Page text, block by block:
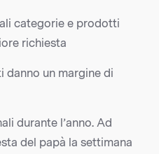
categorie e prodotti
richiesta
danno un margine di
durante l’anno. Ad
del papà la settimana